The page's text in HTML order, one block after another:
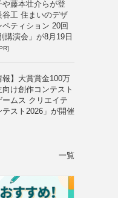
や藤本壮介らが登
谷工 住まいのデザ
ペティション 20回
講演会」が8月19日
報】大賞賞金100万
向け創作コンテスト
ームス クリエイテ
テスト2026」が開催
一覧